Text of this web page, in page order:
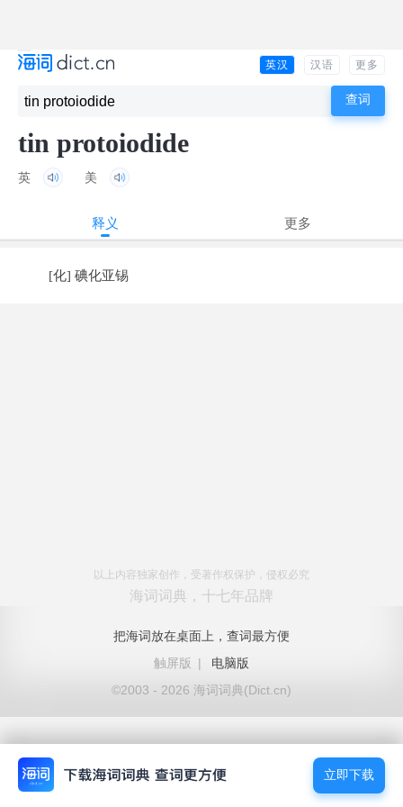
英汉 汉语 更多
tin protoiodide
英 美
释义 更多
[化] 碘化亚锡
以上内容独家创作，受著作权保护，侵权必究
海词词典，十七年品牌
把海词放在桌面上，查词最方便
触屏版
|
电脑版
©2003 - 2026 海词词典(Dict.cn)
立即下载
立即下载